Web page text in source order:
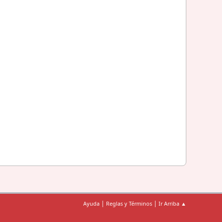
Ayuda | Reglas y Términos | Ir Arriba ▲